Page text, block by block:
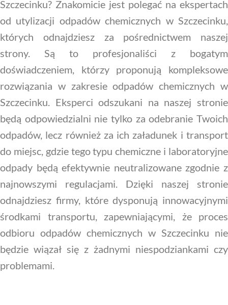
Szczecinku? Znakomicie jest polegać na ekspertach
od utylizacji odpadów chemicznych w Szczecinku,
których odnajdziesz za pośrednictwem naszej
strony. Są to profesjonaliści z bogatym
doświadczeniem, którzy proponują kompleksowe
rozwiązania w zakresie odpadów chemicznych w
Szczecinku. Eksperci odszukani na naszej stronie
będą odpowiedzialni nie tylko za odebranie Twoich
odpadów, lecz również za ich załadunek i transport
do miejsc, gdzie tego typu chemiczne i laboratoryjne
odpady będą efektywnie neutralizowane zgodnie z
najnowszymi regulacjami. Dzięki naszej stronie
odnajdziesz firmy, które dysponują innowacyjnymi
środkami transportu, zapewniającymi, że proces
odbioru odpadów chemicznych w Szczecinku nie
będzie wiązał się z żadnymi niespodziankami czy
problemami.